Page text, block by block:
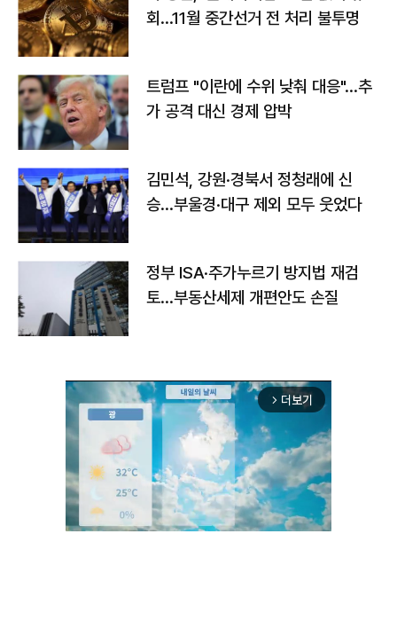
회…11월 중간선거 전 처리 불투명
트럼프 "이란에 수위 낮춰 대응"…추
가 공격 대신 경제 압박
김민석, 강원·경북서 정청래에 신
승…부울경·대구 제외 모두 웃었다
정부 ISA·주가누르기 방지법 재검
토…부동산세제 개편안도 손질
arrow_forward_ios 더보기